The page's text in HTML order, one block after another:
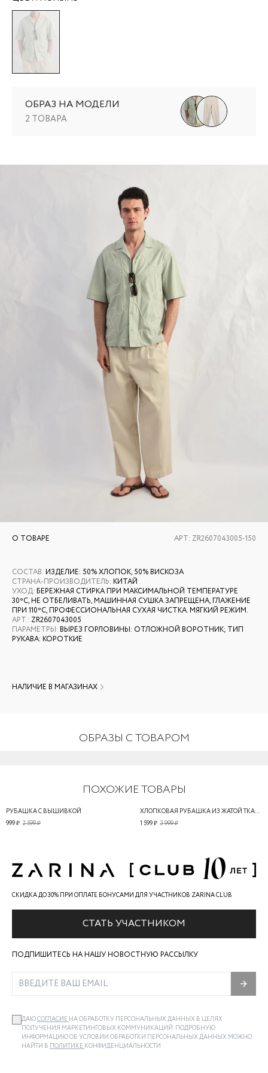
ОБРАЗ НА МОДЕЛИ
2 ТОВАРА
О ТОВАРЕ АРТ: ZR2607043005-150
СОСТАВ: ИЗДЕЛИЕ: 50% ХЛОПОК, 50% ВИСКОЗА
СТРАНА-ПРОИЗВОДИТЕЛЬ: КИТАЙ
УХОД: БЕРЕЖНАЯ СТИРКА ПРИ МАКСИМАЛЬНОЙ ТЕМПЕРАТУРЕ
30ºС, НЕ ОТБЕЛИВАТЬ, МАШИННАЯ СУШКА ЗАПРЕЩЕНА, ГЛАЖЕНИЕ
ПРИ 110ºС, ПРОФЕССИОНАЛЬНАЯ СУХАЯ ЧИСТКА. МЯГКИЙ РЕЖИМ.
АРТ.: ZR2607043005
ПАРАМЕТРЫ: ВЫРЕЗ ГОРЛОВИНЫ: ОТЛОЖНОЙ ВОРОТНИК; ТИП
РУКАВА: КОРОТКИЕ
НАЛИЧИЕ В МАГАЗИНАХ
ОБРАЗЫ С ТОВАРОМ
ПОХОЖИЕ ТОВАРЫ
РУБАШКА С ВЫШИВКОЙ
2 599 ₽
999 ₽
ХЛОПКОВАЯ РУБАШКА ИЗ ЖАТОЙ ТКАНИ
3 999 ₽
1 599 ₽
СКИДКА ДО 30% ПРИ ОПЛАТЕ БОНУСАМИ ДЛЯ УЧАСТНИКОВ ZARINA CLUB
СТАТЬ УЧАСТНИКОМ
ПОДПИШИТЕСЬ НА НАШУ НОВОСТНУЮ РАССЫЛКУ
ДАЮСОГЛАСИЕ НА ОБРАБОТКУ ПЕРСОНАЛЬНЫХ ДАННЫХ В ЦЕЛЯХ
ПОЛУЧЕНИЯ МАРКЕТИНГОВЫХ КОММУНИКАЦИЙ. ПОДРОБНУЮ
ИНФОРМАЦИЮ ОБ УСЛОВИИ ОБРАБОТКИ ПЕРСОНАЛЬНЫХ ДАННЫХ МОЖНО
НАЙТИ В ПОЛИТИКЕ КОНФИДЕНЦИАЛЬНОСТИ